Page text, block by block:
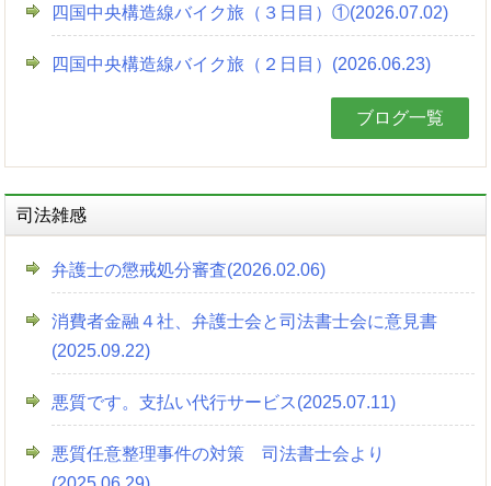
四国中央構造線バイク旅（３日目）①(2026.07.02)
四国中央構造線バイク旅（２日目）(2026.06.23)
ブログ一覧
司法雑感
弁護士の懲戒処分審査(2026.02.06)
消費者金融４社、弁護士会と司法書士会に意見書
(2025.09.22)
悪質です。支払い代行サービス(2025.07.11)
悪質任意整理事件の対策 司法書士会より